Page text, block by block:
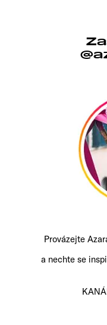
Provázejte
a nechte se